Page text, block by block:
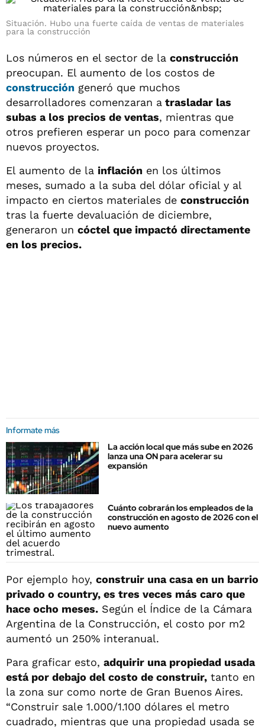
Situación. Hubo una fuerte caída de ventas de materiales
para la construcción
Los números en el sector de la construcción
preocupan. El aumento de los costos de
construcción generó que muchos
desarrolladores comenzaran a trasladar las
subas a los precios de ventas, mientras que
otros prefieren esperar un poco para comenzar
nuevos proyectos.
El aumento de la inflación en los últimos
meses, sumado a la suba del dólar oficial y al
impacto en ciertos materiales de construcción
tras la fuerte devaluación de diciembre,
generaron un cóctel que impactó directamente
en los precios.
Informate más
La acción local que más sube en 2026
lanza una ON para acelerar su
expansión
Cuánto cobrarán los empleados de la
construcción en agosto de 2026 con el
nuevo aumento
Por ejemplo hoy, construir una casa en un barrio
privado o country, es tres veces más caro que
hace ocho meses. Según el Índice de la Cámara
Argentina de la Construcción, el costo por m2
aumentó un 250% interanual.
Para graficar esto, adquirir una propiedad usada
está por debajo del costo de construir, tanto en
la zona sur como norte de Gran Buenos Aires.
“Construir sale 1.000/1.100 dólares el metro
cuadrado, mientras que una propiedad usada se